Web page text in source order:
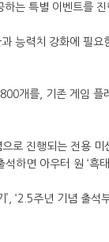
는 특별 이벤트를 진
능력치 강화에 필
개를, 기존 게임 플
로 진행되는 전용
하면 아우터 원 ‘흑
’, ‘2.5주년 기념 출